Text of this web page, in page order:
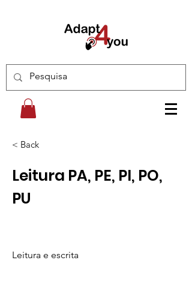
< Back
Leitura PA, PE, PI, PO,
PU
Leitura e escrita